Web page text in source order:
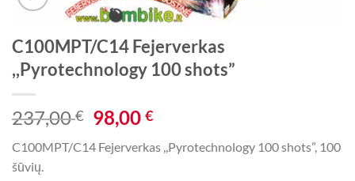
C100MPT/C14 Fejerverkas
,,Pyrotechnology 100 shots”
237,00€ Original
price
was:
98,00€Current
is:
C100MPT/C14 Fejerverkas ,,Pyrotechnology 100 shots”, 100
šūvių.